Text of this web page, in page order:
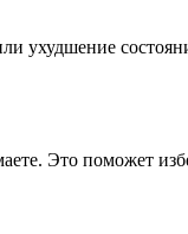
ухудшение
Это поможет